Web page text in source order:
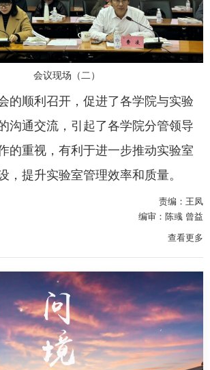
会议现场（二）
的顺利召开，促进了各学院与实验
沟通交流，引起了各学院分管领导
的重视，有利于进一步推动实验室
，提升实验室管理效率和质量。
责编：王凤
编审：陈彧 曾益
查看更多